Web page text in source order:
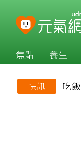
焦點 養生
快訊 吃